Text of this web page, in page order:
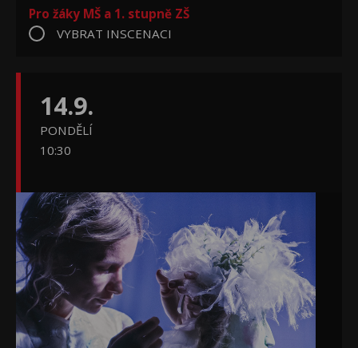
Pro žáky MŠ a 1. stupně ZŠ
VYBRAT INSCENACI
14.9.
PONDĚLÍ
10:30